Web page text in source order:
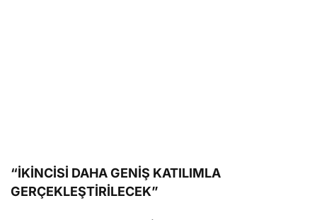
“İKİNCİSİ DAHA GENİŞ KATILIMLA
GERÇEKLEŞTİRİLECEK”